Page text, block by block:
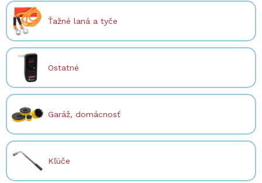
Ťažné laná a tyče
Ostatné
Garáž, domácnosť
Kľúče